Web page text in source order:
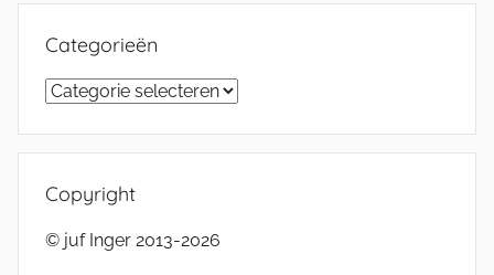
Categorieën
Categorieën
Copyright
© juf Inger 2013-2026